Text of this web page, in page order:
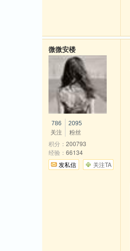
微微安楼
786
关注
2095
粉丝
积分： 200793
经验： 66134
发私信
关注TA